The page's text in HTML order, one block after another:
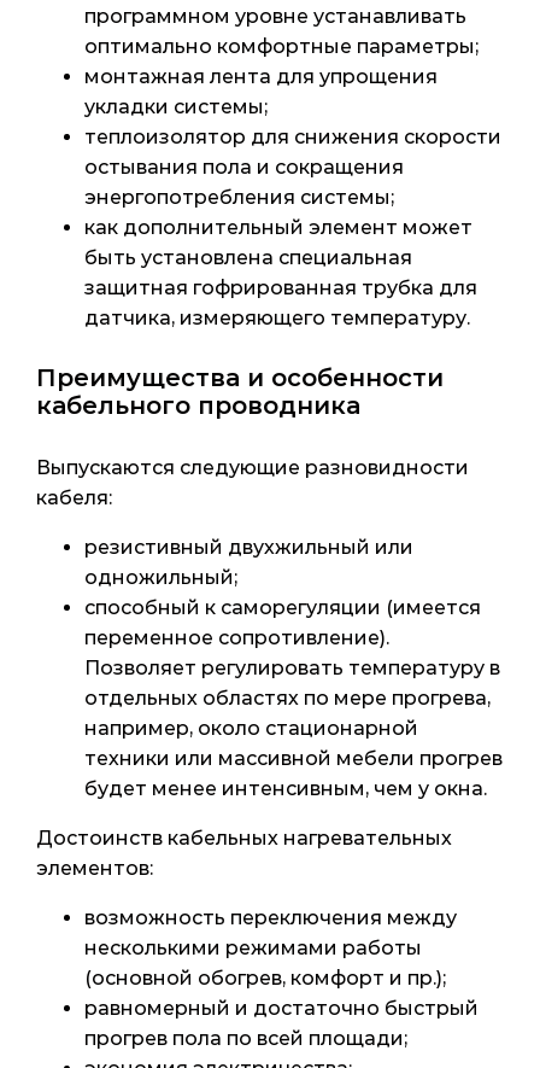
программном уровне устанавливать
оптимально комфортные параметры;
монтажная лента для упрощения
укладки системы;
теплоизолятор для снижения скорости
остывания пола и сокращения
энергопотребления системы;
как дополнительный элемент может
быть установлена специальная
защитная гофрированная трубка для
датчика, измеряющего температуру.
Преимущества и особенности
кабельного проводника
Выпускаются следующие разновидности
кабеля:
резистивный двухжильный или
одножильный;
способный к саморегуляции (имеется
переменное сопротивление).
Позволяет регулировать температуру в
отдельных областях по мере прогрева,
например, около стационарной
техники или массивной мебели прогрев
будет менее интенсивным, чем у окна.
Достоинств кабельных нагревательных
элементов:
возможность переключения между
несколькими режимами работы
(основной обогрев, комфорт и пр.);
равномерный и достаточно быстрый
прогрев пола по всей площади;